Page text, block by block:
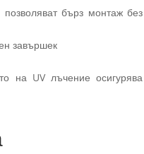
бърз монтаж без
завършек
на UV лъчение осигурява